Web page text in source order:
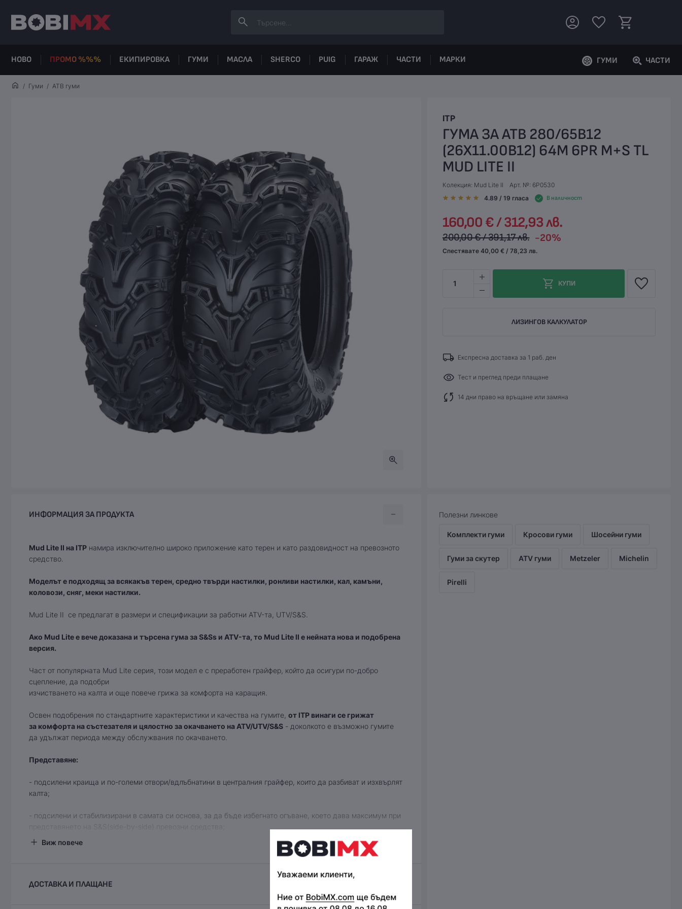
НОВО ПРОМО %%% ЕКИПИРОВКА ГУМИ МАСЛА SHERCO PUIG ГАРАЖ ЧАСТИ МАРКИ ГУМИ ЧАСТИ
Гуми АТВ гуми
ITP
ГУМА ЗА АТВ 280/65B12
(26X11.00B12) 64M 6PR M+S TL
MUD LITE II
Колекция: Mud Lite II
Арт. №: 6P0530
4.89 / 19 гласа В наличност
160,00 € / 312,93 лв.
200,00 € / 391,17 лв. -20%
Спестявате 40,00 € / 78,23 лв.
1 КУПИ
ЛИЗИНГОВ КАЛКУЛАТОР
Експресна доставка за 1 раб. ден
Тест и преглед преди плащане
14 дни право на връщане или замяна
ИНФОРМАЦИЯ ЗА ПРОДУКТА
Mud Lite II на ITP намира изключително широко приложение като терен и като раздовидност на превозното
средство.
Моделът е подходящ за всякакъв терен, средно твърди настилки, ронливи настилки, кал, камъни,
коловози, сняг, меки настилки.
Mud Lite II се предлагат в размери и спецификации за работни ATV-та, UTV/S&S.
Ако Mud Lite е вече доказана и търсена гума за S&Ss и ATV-та, то Mud Lite II е нейната нова и подобрена
версия.
Част от популярнaта Mud Lite серия, този модел е с преработен грайфер, който да осигури по-добро
сцепление, да подобри
изчистването на калта и още повече грижа за комфорта на каращия.
Освен подобрения по стандартните характеристики и качества на гумите, от ITP винаги се грижат
за комфорта на състезателя и цялостно за окачването на ATV/UTV/S&S - доколкото е възможно гумите
да удължат периода между обслужвания по окачването.
Представяне:
- подсилени краища и по-големи отвори/вдлъбнатини в централния грайфер, които да разбиват и изхвърлят
калта;
- подсилени и стабилизирани в самата си основа, за да бъде избегнато огъване, което дава максимум при
представянето на S&S(side-by-side) превозни средства;
- Mud Lite II се предлагат в размери от 23 до 30 инча височина и от 12 до 14 инча джанти;
Виж повече
ДОСТАВКА И ПЛАЩАНЕ
Полезни линкове
Комплекти гуми Кросови гуми Шосейни гуми
Гуми за скутер ATV гуми Metzeler Michelin
Pirelli